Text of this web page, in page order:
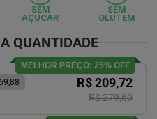
janela
modal
SEM
AÇUCAR
SEM
GLUTÉM
QUANTIDADE
MELHOR PREÇO: 25% OFF
R$ 209,72
R$ 279,60